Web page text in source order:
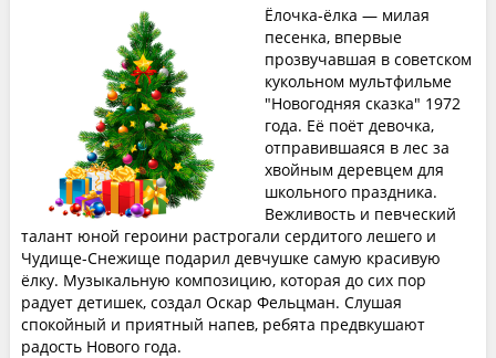
Ёлочка-ёлка — милая
песенка, впервые
прозвучавшая в советском
кукольном мультфильме
"Новогодняя сказка" 1972
года. Её поёт девочка,
отправившаяся в лес за
хвойным деревцем для
школьного праздника.
Вежливость и певческий
талант юной героини растрогали сердитого лешего и
Чудище-Снежище подарил девчушке самую красивую
ёлку. Музыкальную композицию, которая до сих пор
радует детишек, создал Оскар Фельцман. Слушая
спокойный и приятный напев, ребята предвкушают
радость Нового года.